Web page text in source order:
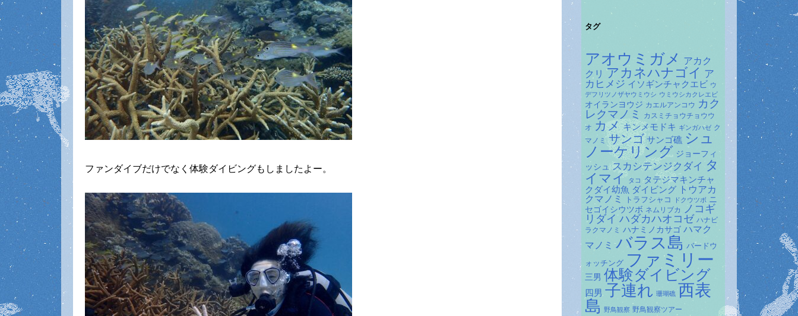
ファンダイブだけでなく体験ダイビングもしましたよー。
タグ
アオウミガメ
アカク
クリ アカネハナゴイ ア
カヒメジ イソギンチャクエビ ウ
デフリツノザヤウミウシ ウミウシカクレエビ
オイランヨウジ カエルアンコウ カク
レクマノミ
カスミチョウチョウウ
オ カメ キンメモドキ ギンガハゼ ク
マノミ サンゴ サンゴ礁 シュ
ノーケリング ジョーフィ
ッシュ スカシテンジクダイ タ
イマイ タコ タテジマキンチャ
クダイ幼魚 ダイビング トウアカ
クマノミ
トラフシャコ ドクウツボ
ニ
セゴイシウツボ ネムリブカ
ノコギ
リダイ ハダカハオコゼ ハナビ
ラクマノミ ハナミノカサゴ ハマク
マノミ バラス島 バードウ
ォッチング ファミリー
三男 体験ダイビング
四男 子連れ 珊瑚礁 西表
島
野鳥観察 野鳥観察ツアー